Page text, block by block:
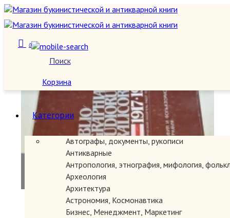
Поиск
0
Корзина
Категории
Автографы, документы, рукописи
Антикварные
Антропология, этнография, мифология,
Археология
Архитектура
Астрономия, Космонавтика
Бизнес, Менеджмент, Маркетинг